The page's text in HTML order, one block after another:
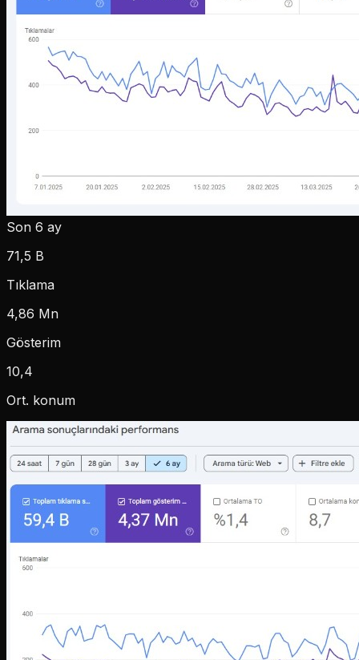
Son 6 ay
71,5 B
Tıklama
4,86 Mn
Gösterim
10,4
Ort. konum